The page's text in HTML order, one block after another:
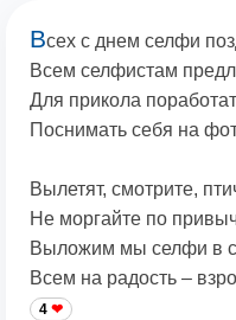
Всех с днем селфи
Всем селфистам
Для прикола
Поснимать себя на
Вылетят, смотрите,
Не моргайте по
Выложим мы селфи в
Всем на радость –
4